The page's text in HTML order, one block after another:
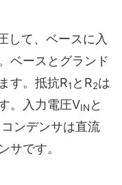
して、ベースに入
ベースとグランド
す。抵抗R1 とR2は
。入力電圧VIN と
ンデンサは直流
サです。